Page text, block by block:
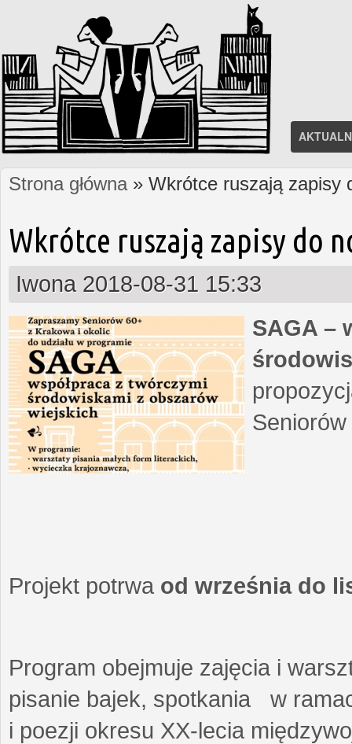
Jesteś tutaj
Strona główna» Wkrótce ruszają zapisy
Wkrótce ruszają zapisy do
Iwona 2018-08-31 15:33
SAGA –
Projekt potrwa od września do
Program obejmuje zajęcia i
pisanie bajek, spotkania w
i poezji okresu XX-lecia